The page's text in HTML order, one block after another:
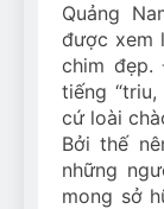
Quảng
được xem
chim
tiếng
cứ loài
Bởi thế
những
mong sở